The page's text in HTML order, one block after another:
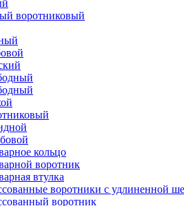
воротниковый
кольцо
воротник
втулка
воротники с удлиненной
воротник